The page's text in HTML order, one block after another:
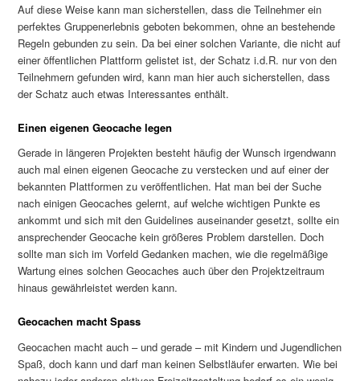
Auf diese Weise kann man sicherstellen, dass die Teilnehmer ein
perfektes Gruppenerlebnis geboten bekommen, ohne an bestehende
Regeln gebunden zu sein. Da bei einer solchen Variante, die nicht auf
einer öffentlichen Plattform gelistet ist, der Schatz i.d.R. nur von den
Teilnehmern gefunden wird, kann man hier auch sicherstellen, dass
der Schatz auch etwas Interessantes enthält.
Einen eigenen Geocache legen
Gerade in längeren Projekten besteht häufig der Wunsch irgendwann
auch mal einen eigenen Geocache zu verstecken und auf einer der
bekannten Plattformen zu veröffentlichen. Hat man bei der Suche
nach einigen Geocaches gelernt, auf welche wichtigen Punkte es
ankommt und sich mit den Guidelines auseinander gesetzt, sollte ein
ansprechender Geocache kein größeres Problem darstellen. Doch
sollte man sich im Vorfeld Gedanken machen, wie die regelmäßige
Wartung eines solchen Geocaches auch über den Projektzeitraum
hinaus gewährleistet werden kann.
Geocachen macht Spass
Geocachen macht auch – und gerade – mit Kindern und Jugendlichen
Spaß, doch kann und darf man keinen Selbstläufer erwarten. Wie bei